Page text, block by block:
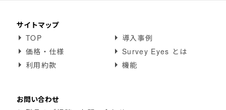
サイトマップ
TOP
導入事例
価格・仕様
Survey Eyes とは
利用約款
機能
お問い合わせ